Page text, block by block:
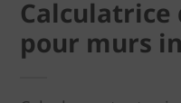
pour murs